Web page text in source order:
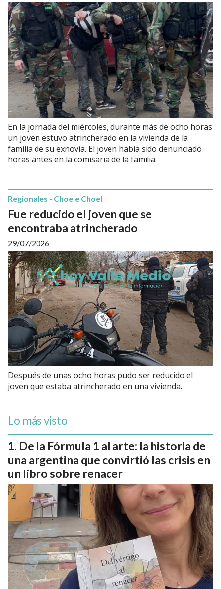
En la jornada del miércoles, durante más de ocho horas
un joven estuvo atrincherado en la vivienda de la
familia de su exnovia. El joven había sido denunciado
horas antes en la comisaria de la familia.
Fue reducido el joven que se
encontraba atrincherado
Regionales - Choele Choel
29/07/2026
Después de unas ocho horas pudo ser reducido el
joven que estaba atrincherado en una vivienda.
Lo más visto
De la Fórmula 1 al arte: la historia de
una argentina que convirtió las crisis en
un libro sobre renacer